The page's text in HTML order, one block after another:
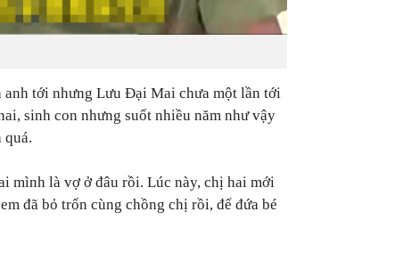
tới nhưng Lưu Đại Mai chưa một lần tới
sinh con nhưng suốt nhiều năm như vậy
quá.
mình là vợ ở đâu rồi. Lúc này, chị hai mới
đã bỏ trốn cùng chồng chị rồi, để đứa bé